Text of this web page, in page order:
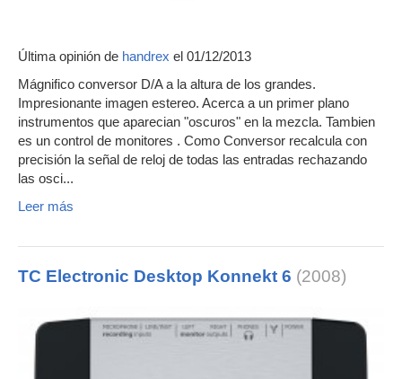
Última opinión de handrex el 01/12/2013
Mágnifico conversor D/A a la altura de los grandes.
Impresionante imagen estereo. Acerca a un primer plano
instrumentos que aparecian "oscuros" en la mezcla. Tambien
es un control de monitores . Como Conversor recalcula con
precisión la señal de reloj de todas las entradas rechazando
las osci...
Leer más
TC Electronic Desktop Konnekt 6 (2008)